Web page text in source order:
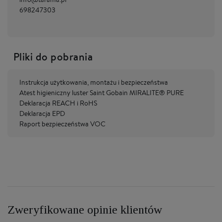
698247303
Pliki do pobrania
Instrukcja użytkowania, montażu i bezpieczeństwa
Atest higieniczny luster Saint Gobain MIRALITE® PURE
Deklaracja REACH i RoHS
Deklaracja EPD
Raport bezpieczeństwa VOC
Zweryfikowane opinie klientów